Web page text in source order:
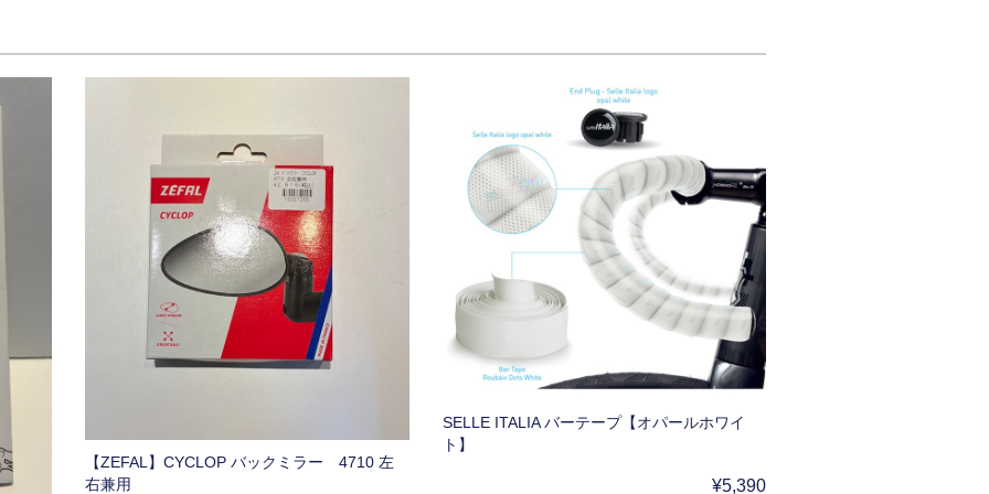
【ZEFAL】CYCLOP バックミラー 4710 左
右兼用
SELLE ITALIA バーテープ【オパールホワイ
ト】
¥5,390